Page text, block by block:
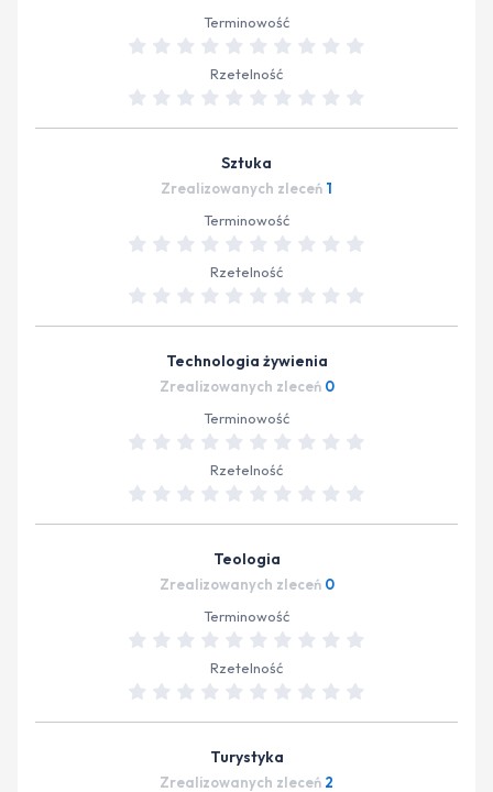
Terminowość
Rzetelność
Sztuka
Zrealizowanych zleceń 1
Terminowość
Rzetelność
Technologia żywienia
Zrealizowanych zleceń 0
Terminowość
Rzetelność
Teologia
Zrealizowanych zleceń 0
Terminowość
Rzetelność
Turystyka
Zrealizowanych zleceń 2